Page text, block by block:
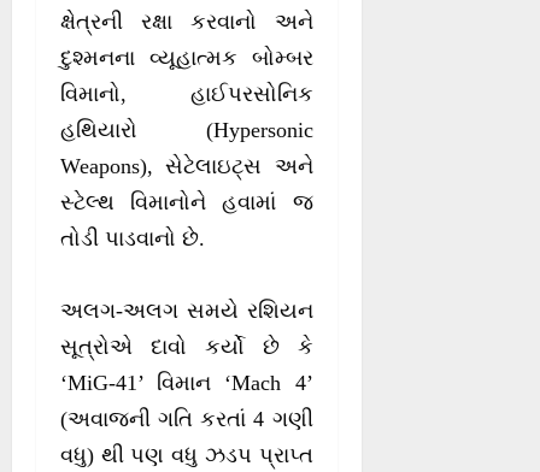
ક્ષેત્રની રક્ષા કરવાનો અને
દુશ્મનના વ્યૂહાત્મક બોમ્બર
વિમાનો, હાઈપરસોનિક
હથિયારો (Hypersonic
Weapons), સેટેલાઇટ્સ અને
સ્ટેલ્થ વિમાનોને હવામાં જ
તોડી પાડવાનો છે.
અલગ-અલગ સમયે રશિયન
સૂત્રોએ દાવો કર્યો છે કે
‘MiG-41’ વિમાન ‘Mach 4’
(અવાજની ગતિ કરતાં 4 ગણી
વધુ) થી પણ વધુ ઝડપ પ્રાપ્ત